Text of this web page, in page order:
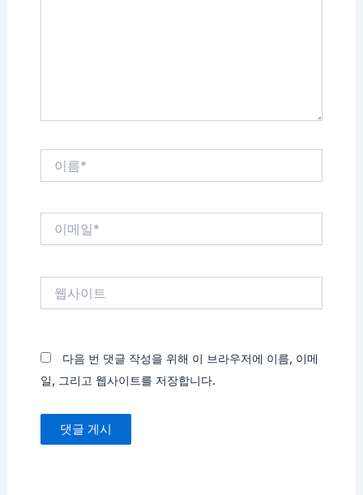
다음 번 댓글 작성을 위해 이 브라우저에 이름, 이메
일, 그리고 웹사이트를 저장합니다.